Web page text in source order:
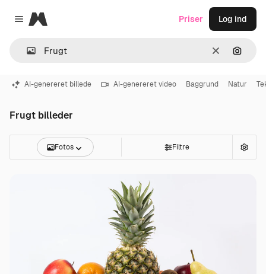
Close menu
Magnific
Klar Søg
Priser Log ind
AI-genereret billede AI-genereret video Baggrund Natur
Frugt billeder
Fotos Filtre